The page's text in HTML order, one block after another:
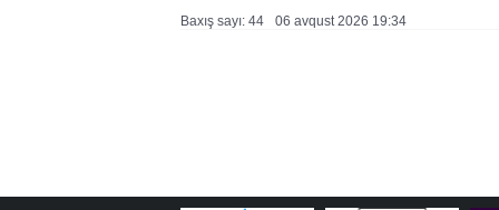
Baxış sayı: 44 06 avqust 2026 19:34